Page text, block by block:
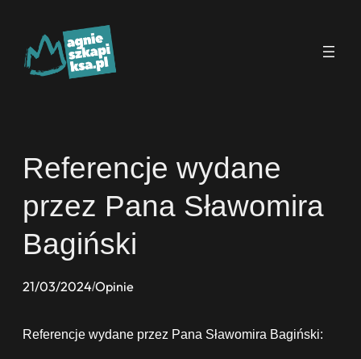
treści
Referencje wydane
przez Pana Sławomira
Bagiński
21/03/2024/Opinie
Referencje wydane przez Pana Sławomira Bagiński: